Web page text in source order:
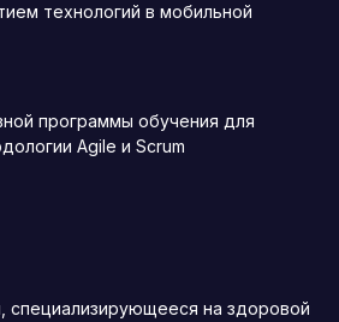
технологий в мобильной
программы обучения для
Agile и Scrum
специализирующееся на здоровой